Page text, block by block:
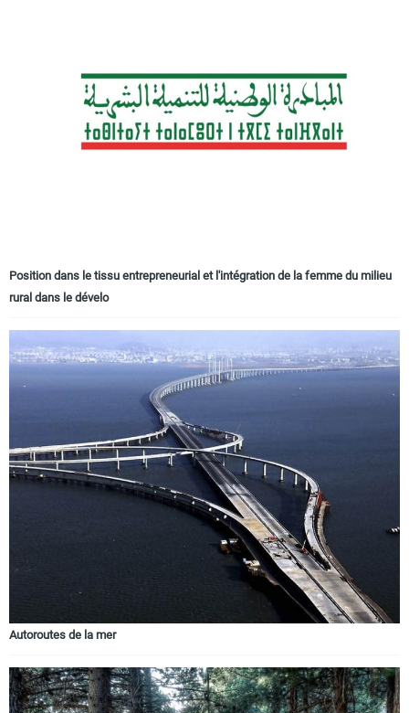
Position dans le tissu entrepreneurial et l'intégration de la femme du milieu
rural dans le dévelo
Autoroutes de la mer